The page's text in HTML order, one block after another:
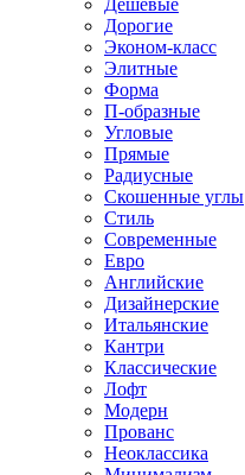
Дешевые
Дорогие
Эконом-класс
Элитные
Форма
П-образные
Угловые
Прямые
Радиусные
Скошенные углы
Стиль
Современные
Евро
Английские
Дизайнерские
Итальянские
Кантри
Классические
Лофт
Модерн
Прованс
Неоклассика